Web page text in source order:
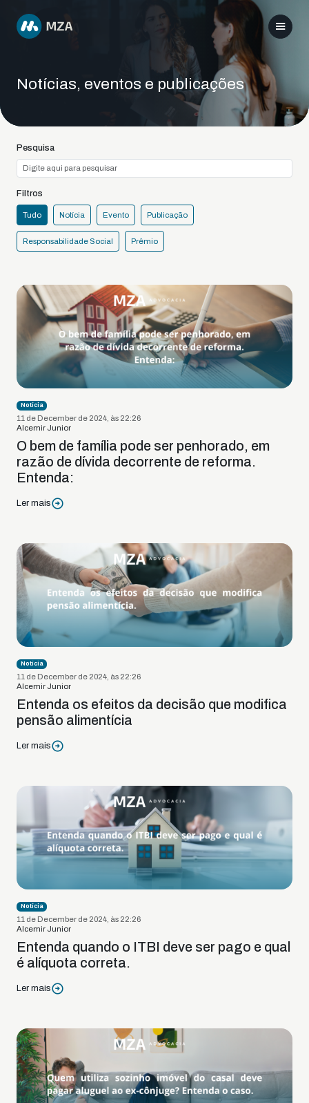
Notícias, eventos e publicações
Pesquisa
Filtros
Tudo Notícia Evento Publicação
Responsabilidade Social Prêmio
Notícia
11 de December de 2024, às 22:26
Alcemir Junior
O bem de família pode ser penhorado, em
razão de dívida decorrente de reforma.
Entenda:
Ler mais
Notícia
11 de December de 2024, às 22:26
Alcemir Junior
Entenda os efeitos da decisão que modifica
pensão alimentícia
Ler mais
Notícia
11 de December de 2024, às 22:26
Alcemir Junior
Entenda quando o ITBI deve ser pago e qual
é alíquota correta.
Ler mais